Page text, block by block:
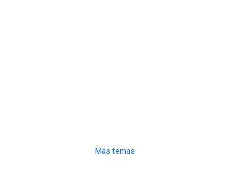
Más temas